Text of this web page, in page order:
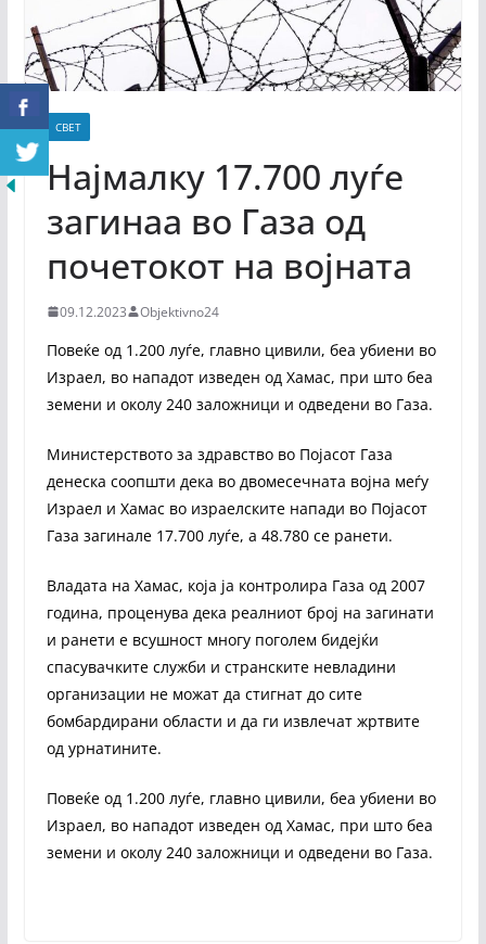
СВЕТ
Најмалку 17.700 луѓе
загинаа во Газа од
почетокот на војната
09.12.2023 Objektivno24
Повеќе од 1.200 луѓе, главно цивили, беа убиени во
Израел, во нападот изведен од Хамас, при што беа
земени и околу 240 заложници и одведени во Газа.
Министерството за здравство во Појасот Газа
денеска соопшти дека во двомесечната војна меѓу
Израел и Хамас во израелските напади во Појасот
Газа загинале 17.700 луѓе, а 48.780 се ранети.
Владата на Хамас, која ја контролира Газа од 2007
година, проценува дека реалниот број на загинати
и ранети е всушност многу поголем бидејќи
спасувачките служби и странските невладини
организации не можат да стигнат до сите
бомбардирани области и да ги извлечат жртвите
од урнатините.
Повеќе од 1.200 луѓе, главно цивили, беа убиени во
Израел, во нападот изведен од Хамас, при што беа
земени и околу 240 заложници и одведени во Газа.